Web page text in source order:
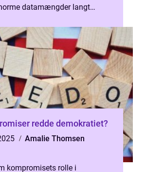
datamængder langt
redde demokratiet?
Amalie Thomsen
kompromisets rolle i